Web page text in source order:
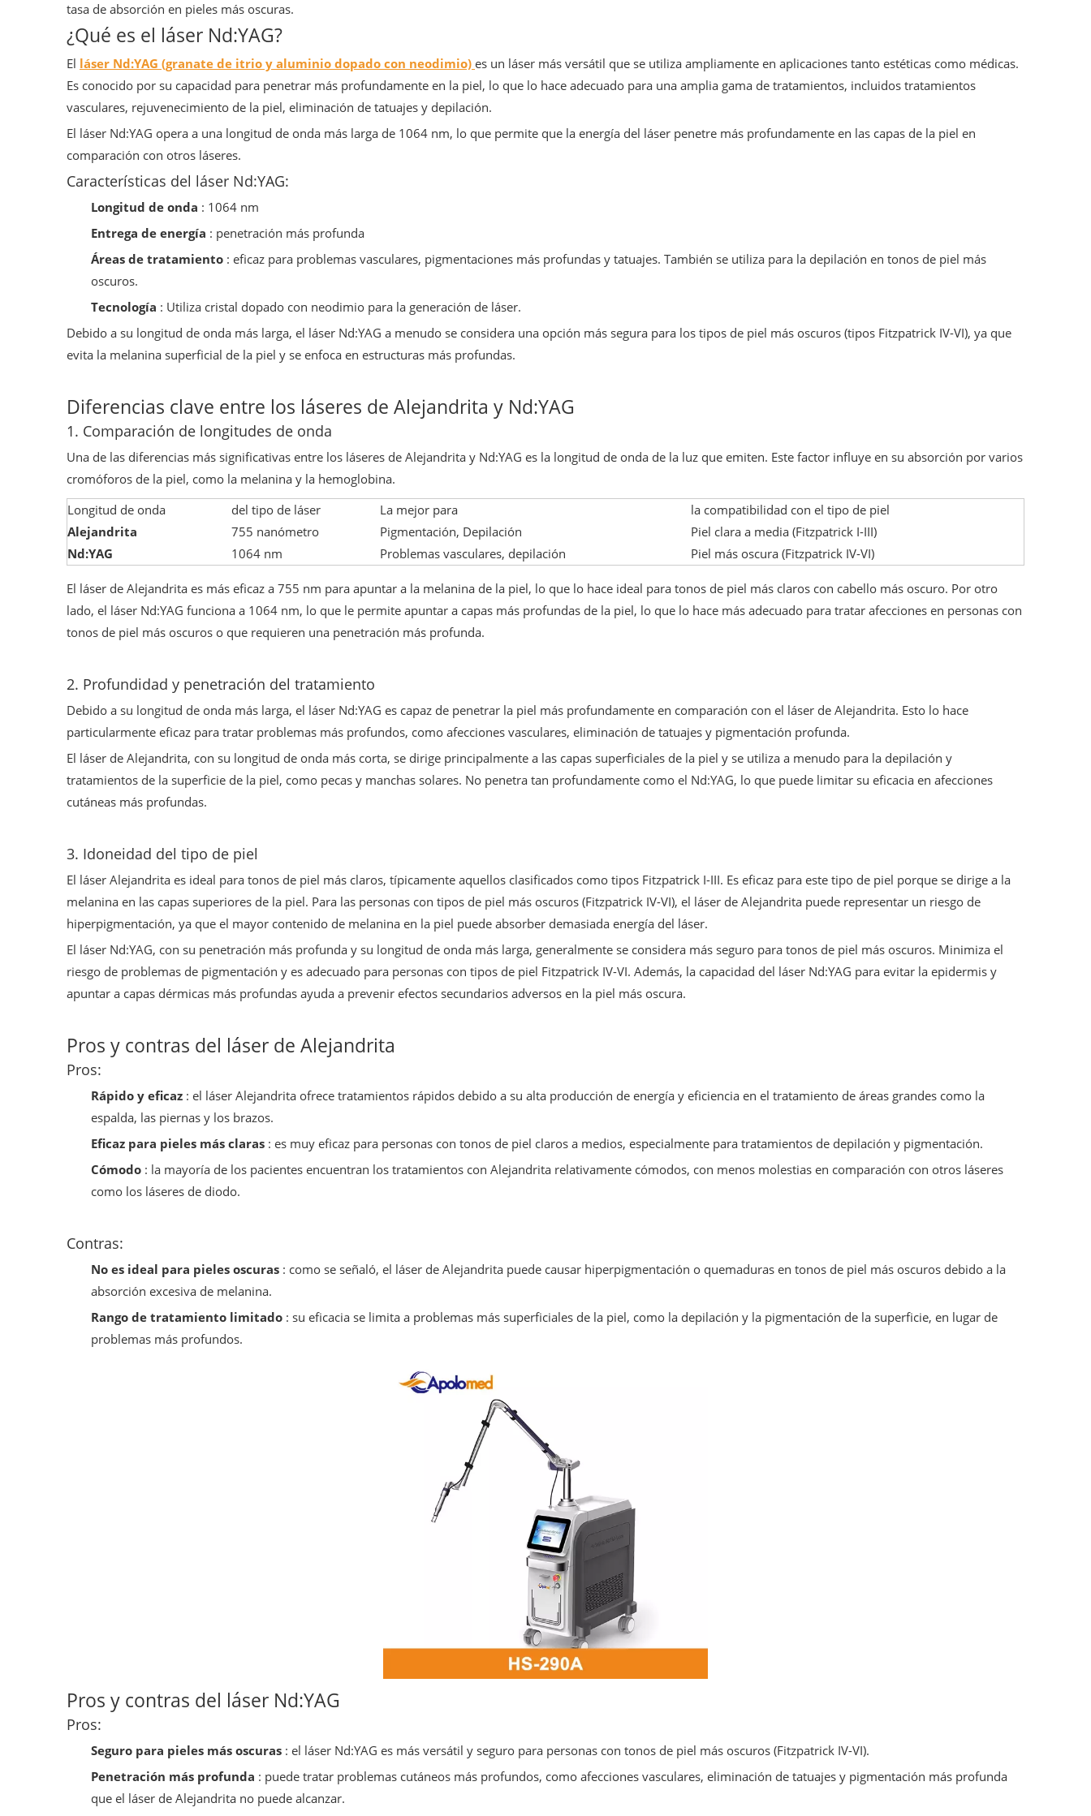
tasa de absorción en pieles más oscuras.
¿Qué es el láser Nd:YAG?
El láser Nd:YAG (granate de itrio y aluminio dopado con neodimio) es un láser más versátil que se utiliza ampliamente en aplicaciones tanto estéticas como médicas.
Es conocido por su capacidad para penetrar más profundamente en la piel, lo que lo hace adecuado para una amplia gama de tratamientos, incluidos tratamientos
vasculares, rejuvenecimiento de la piel, eliminación de tatuajes y depilación.
El láser Nd:YAG opera a una longitud de onda más larga de 1064 nm, lo que permite que la energía del láser penetre más profundamente en las capas de la piel en
comparación con otros láseres.
Características del láser Nd:YAG:
Longitud de onda : 1064 nm
Entrega de energía : penetración más profunda
Áreas de tratamiento : eficaz para problemas vasculares, pigmentaciones más profundas y tatuajes. También se utiliza para la depilación en tonos de piel más
oscuros.
Tecnología : Utiliza cristal dopado con neodimio para la generación de láser.
Debido a su longitud de onda más larga, el láser Nd:YAG a menudo se considera una opción más segura para los tipos de piel más oscuros (tipos Fitzpatrick IV-VI), ya que
evita la melanina superficial de la piel y se enfoca en estructuras más profundas.
Diferencias clave entre los láseres de Alejandrita y Nd:YAG
1. Comparación de longitudes de onda
Una de las diferencias más significativas entre los láseres de Alejandrita y Nd:YAG es la longitud de onda de la luz que emiten. Este factor influye en su absorción por varios
cromóforos de la piel, como la melanina y la hemoglobina.
Longitud de onda
del tipo de láser La mejor para
la compatibilidad con el tipo de piel
Alejandrita
755 nanómetro Pigmentación, Depilación
Piel clara a media (Fitzpatrick I-III)
Nd:YAG
1064 nm Problemas vasculares, depilación Piel más oscura (Fitzpatrick IV-VI)
El láser de Alejandrita es más eficaz a 755 nm para apuntar a la melanina de la piel, lo que lo hace ideal para tonos de piel más claros con cabello más oscuro. Por otro
lado, el láser Nd:YAG funciona a 1064 nm, lo que le permite apuntar a capas más profundas de la piel, lo que lo hace más adecuado para tratar afecciones en personas con
tonos de piel más oscuros o que requieren una penetración más profunda.
2. Profundidad y penetración del tratamiento
Debido a su longitud de onda más larga, el láser Nd:YAG es capaz de penetrar la piel más profundamente en comparación con el láser de Alejandrita. Esto lo hace
particularmente eficaz para tratar problemas más profundos, como afecciones vasculares, eliminación de tatuajes y pigmentación profunda.
El láser de Alejandrita, con su longitud de onda más corta, se dirige principalmente a las capas superficiales de la piel y se utiliza a menudo para la depilación y
tratamientos de la superficie de la piel, como pecas y manchas solares. No penetra tan profundamente como el Nd:YAG, lo que puede limitar su eficacia en afecciones
cutáneas más profundas.
3. Idoneidad del tipo de piel
El láser Alejandrita es ideal para tonos de piel más claros, típicamente aquellos clasificados como tipos Fitzpatrick I-III. Es eficaz para este tipo de piel porque se dirige a la
melanina en las capas superiores de la piel. Para las personas con tipos de piel más oscuros (Fitzpatrick IV-VI), el láser de Alejandrita puede representar un riesgo de
hiperpigmentación, ya que el mayor contenido de melanina en la piel puede absorber demasiada energía del láser.
El láser Nd:YAG, con su penetración más profunda y su longitud de onda más larga, generalmente se considera más seguro para tonos de piel más oscuros. Minimiza el
riesgo de problemas de pigmentación y es adecuado para personas con tipos de piel Fitzpatrick IV-VI. Además, la capacidad del láser Nd:YAG para evitar la epidermis y
apuntar a capas dérmicas más profundas ayuda a prevenir efectos secundarios adversos en la piel más oscura.
Pros y contras del láser de Alejandrita
Pros:
Rápido y eficaz : el láser Alejandrita ofrece tratamientos rápidos debido a su alta producción de energía y eficiencia en el tratamiento de áreas grandes como la
espalda, las piernas y los brazos.
Eficaz para pieles más claras : es muy eficaz para personas con tonos de piel claros a medios, especialmente para tratamientos de depilación y pigmentación.
Cómodo : la mayoría de los pacientes encuentran los tratamientos con Alejandrita relativamente cómodos, con menos molestias en comparación con otros láseres
como los láseres de diodo.
Contras:
No es ideal para pieles oscuras : como se señaló, el láser de Alejandrita puede causar hiperpigmentación o quemaduras en tonos de piel más oscuros debido a la
absorción excesiva de melanina.
Rango de tratamiento limitado : su eficacia se limita a problemas más superficiales de la piel, como la depilación y la pigmentación de la superficie, en lugar de
problemas más profundos.
Pros y contras del láser Nd:YAG
Pros:
Seguro para pieles más oscuras : el láser Nd:YAG es más versátil y seguro para personas con tonos de piel más oscuros (Fitzpatrick IV-VI).
Penetración más profunda : puede tratar problemas cutáneos más profundos, como afecciones vasculares, eliminación de tatuajes y pigmentación más profunda
que el láser de Alejandrita no puede alcanzar.